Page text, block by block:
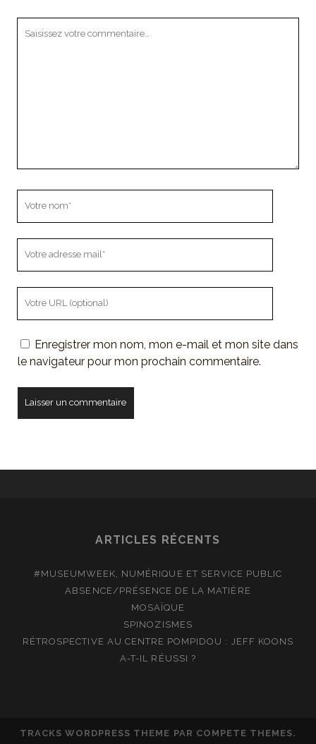
site Enregistrer mon nom, mon e-mail et mon site dans
le navigateur pour mon prochain commentaire.
ARTICLES RÉCENTS
#MUSEUMWEEK, NUMÉRIQUE ET SERVICE PUBLIC
ABSENCE/PRÉSENCE DE LA MATIÈRE
MOSAÏQUE
SPINOZISMES
RÉTROSPECTIVE AU CENTRE POMPIDOU : JEFF KOONS
A-T-IL RÉUSSI ?
TRACKS WORDPRESS THEME PAR COMPETE THEMES.